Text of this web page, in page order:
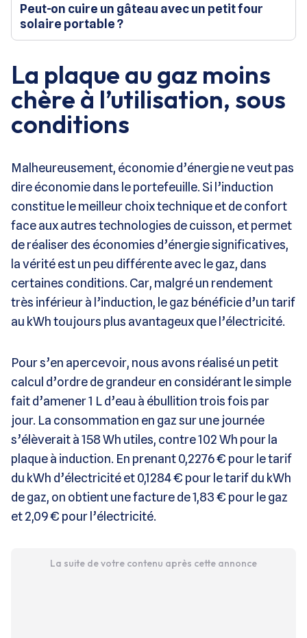
Peut-on cuire un gâteau avec un petit four
solaire portable ?
La plaque au gaz moins
chère à l’utilisation, sous
conditions
Malheureusement, économie d’énergie ne veut pas
dire économie dans le portefeuille. Si l’induction
constitue le meilleur choix technique et de confort
face aux autres technologies de cuisson, et permet
de réaliser des économies d’énergie significatives,
la vérité est un peu différente avec le gaz, dans
certaines conditions. Car, malgré un rendement
très inférieur à l’induction, le gaz bénéficie d’un tarif
au kWh toujours plus avantageux que l’électricité.
Pour s’en apercevoir, nous avons réalisé un petit
calcul d’ordre de grandeur en considérant le simple
fait d’amener 1 L d’eau à ébullition trois fois par
jour. La consommation en gaz sur une journée
s’élèverait à 158 Wh utiles, contre 102 Wh pour la
plaque à induction. En prenant 0,2276 € pour le tarif
du kWh d’électricité et 0,1284 € pour le tarif du kWh
de gaz, on obtient une facture de 1,83 € pour le gaz
et 2,09 € pour l’électricité.
La suite de votre contenu après cette annonce